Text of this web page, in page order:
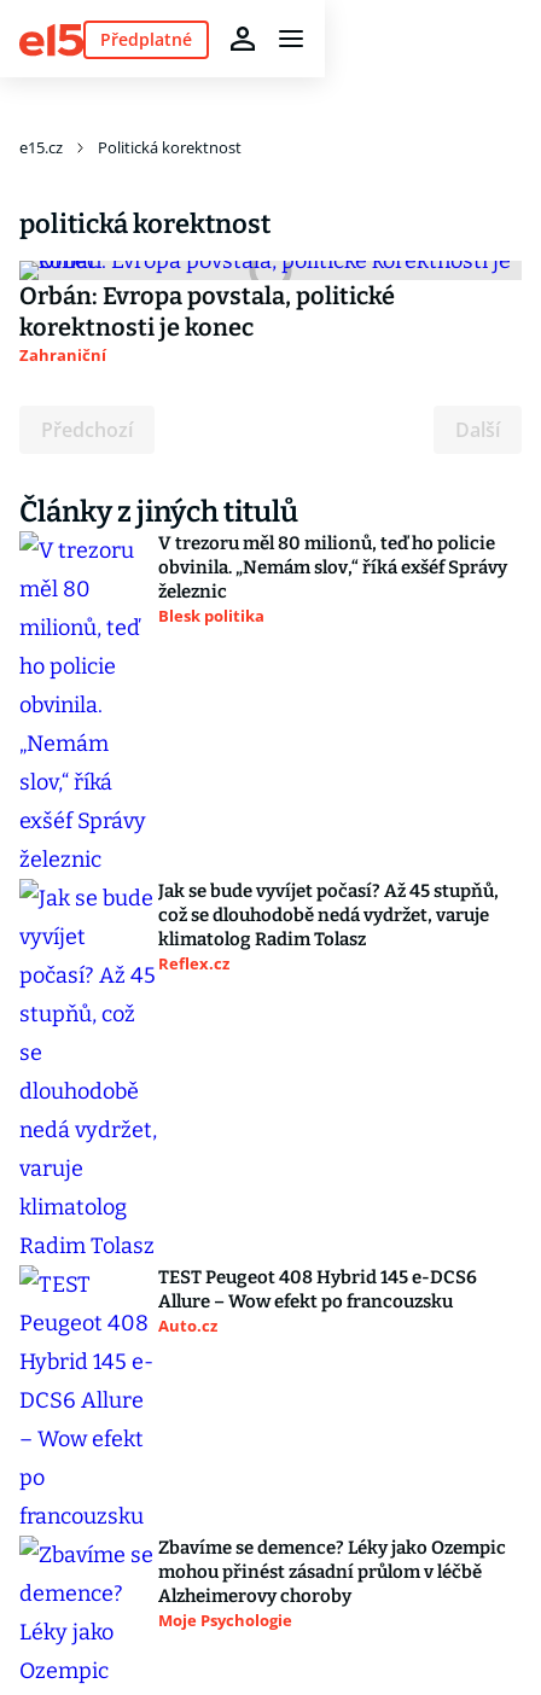
Předplatné
e15.cz Politická korektnost
politická korektnost
Orbán: Evropa povstala, politické
korektnosti je konec
Zahraniční
Předchozí Další
Články z jiných titulů
V trezoru měl 80 milionů, teď ho policie
obvinila. „Nemám slov,“ říká exšéf Správy
železnic
Blesk politika
Jak se bude vyvíjet počasí? Až 45 stupňů,
což se dlouhodobě nedá vydržet, varuje
klimatolog Radim Tolasz
Reflex.cz
TEST Peugeot 408 Hybrid 145 e-DCS6
Allure – Wow efekt po francouzsku
Auto.cz
Zbavíme se demence? Léky jako Ozempic
mohou přinést zásadní průlom v léčbě
Alzheimerovy choroby
Moje Psychologie